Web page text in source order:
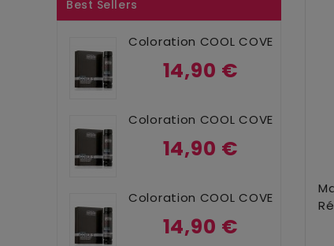
Best Sellers
Coloration COOL COVER N°4...
14,90 €
Coloration COOL COVER 5...
14,90 €
Coloration COOL COVER N°6...
14,90 €